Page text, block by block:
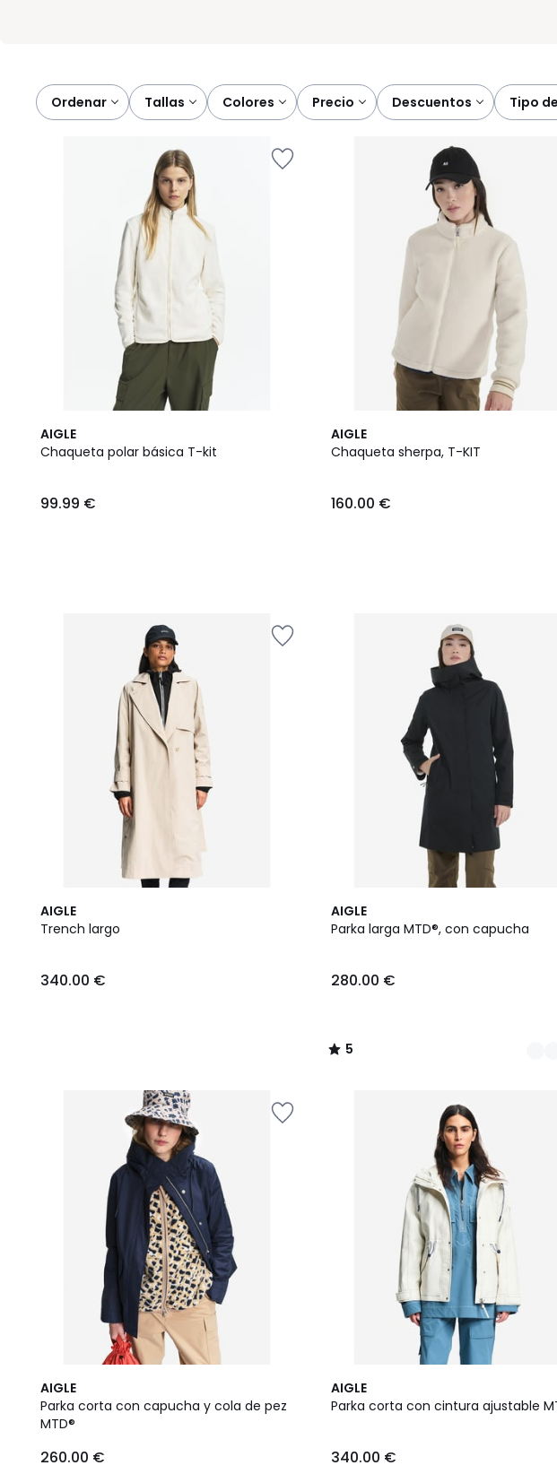
Ordenar tallas colores precio descuentos tipo
AIGLE
Chaqueta polar básica T-kit
€.
99.99 €
AIGLE
Chaqueta sherpa, T-KIT
160.00 €
AIGLE
Trench largo
340.00 €
AIGLE
Parka larga MTD®, con capucha
280.00 €
5
/
4
Colores
5
/
AIGLE
Parka corta con capucha y cola de pez
MTD®
260.00 €
3
Colores
AIGLE
Parka corta con cintura ajustable
340.00 €